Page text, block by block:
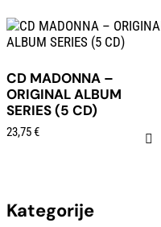
CD MADONNA –
ORIGINAL ALBUM
SERIES (5 CD)
23,75€
Kategorije